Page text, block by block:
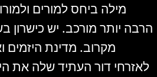
מילה ביחס למורים
הרבה יותר מורכב. יש
מקרוב. מדינת היזמים
לאזרחי דור העתיד שלה את